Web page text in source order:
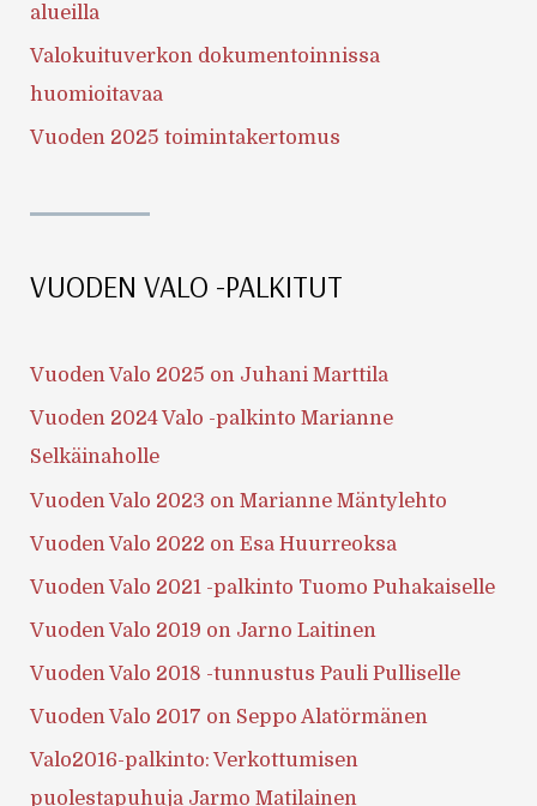
alueilla
Valokuituverkon dokumentoinnissa
huomioitavaa
Vuoden 2025 toimintakertomus
VUODEN VALO -PALKITUT
Vuoden Valo 2025 on Juhani Marttila
Vuoden 2024 Valo -palkinto Marianne
Selkäinaholle
Vuoden Valo 2023 on Marianne Mäntylehto
Vuoden Valo 2022 on Esa Huurreoksa
Vuoden Valo 2021 -palkinto Tuomo Puhakaiselle
Vuoden Valo 2019 on Jarno Laitinen
Vuoden Valo 2018 -tunnustus Pauli Pulliselle
Vuoden Valo 2017 on Seppo Alatörmänen
Valo2016-palkinto: Verkottumisen
puolestapuhuja Jarmo Matilainen